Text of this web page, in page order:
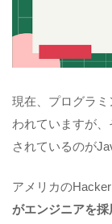
現在、プログラ
われていますが
されているのが
アメリカの
がエンジニアを